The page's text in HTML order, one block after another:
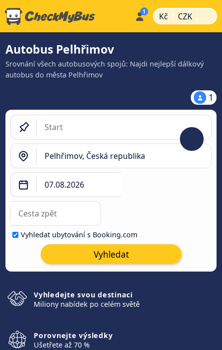
Kč | CZK |
Autobus Pelhřimov
Srovnání všech autobusových spojů: Najdi nejlepší dálkový
autobus do města Pelhřimov
1
Vyhledat ubytování s Booking.com
Vyhledat
Vyhledejte svou destinaci
Miliony nabídek po celém světě
Porovnejte výsledky
Ušetřete až 70 %